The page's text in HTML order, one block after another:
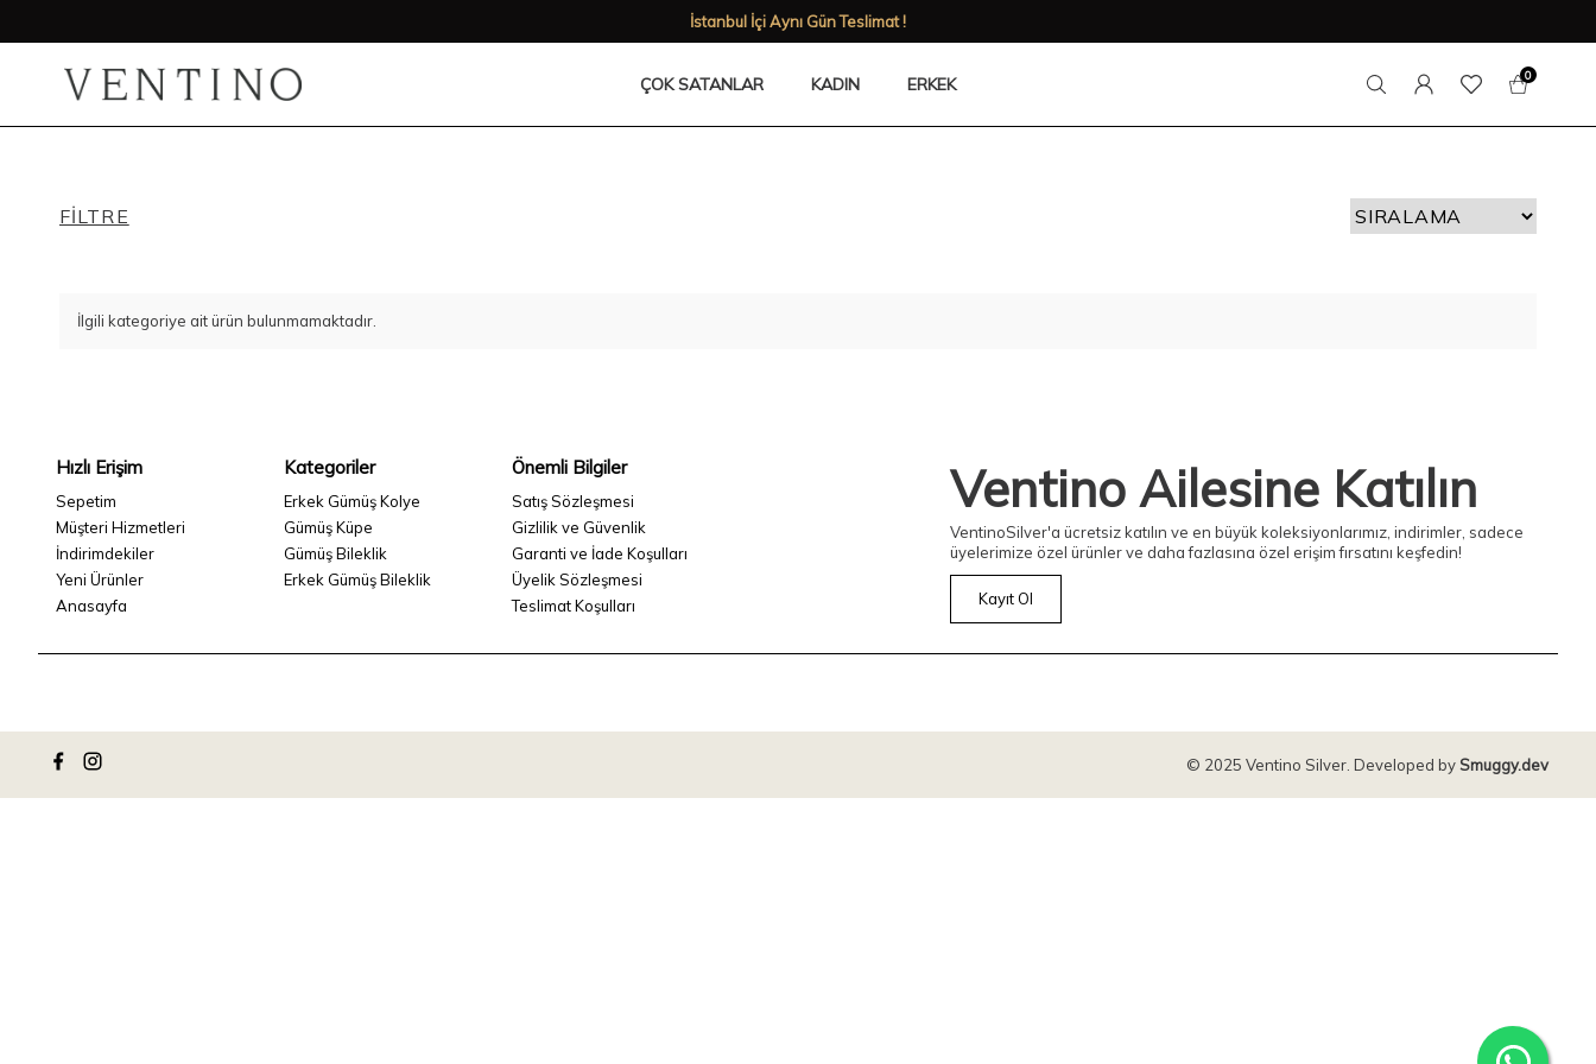
İstanbul İçi Aynı Gün Teslimat !
ÇOK SATANLAR KADIN ERKEK 0
FILTRE
İlgili kategoriye ait ürün bulunmamaktadır.
Hızlı Erişim
Sepetim
Müşteri Hizmetleri
İndirimdekiler
Yeni Ürünler
Anasayfa
Kategoriler
Erkek Gümüş Kolye
Gümüş Küpe
Gümüş Bileklik
Erkek Gümüş Bileklik
Önemli Bilgiler
Satış Sözleşmesi
Gizlilik ve Güvenlik
Garanti ve İade Koşulları
Üyelik Sözleşmesi
Teslimat Koşulları
Ventino Ailesine Katılın
VentinoSilver'a ücretsiz katılın ve en büyük koleksiyonlarımız, indirimler, sadece
üyelerimize özel ürünler ve daha fazlasına özel erişim fırsatını keşfedin!
Kayıt Ol
© 2025 Ventino Silver. Developed bySmuggy.dev